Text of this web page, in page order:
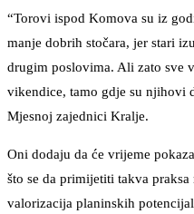
“Torovi ispod Komova su iz
manje dobrih stočara, jer stari
drugim poslovima. Ali zato sve
vikendice, tamo gdje su njihovi
Mjesnoj zajednici Kralje.
Oni dodaju da će vrijeme
što se da primijetiti takva
valorizacija planinskih